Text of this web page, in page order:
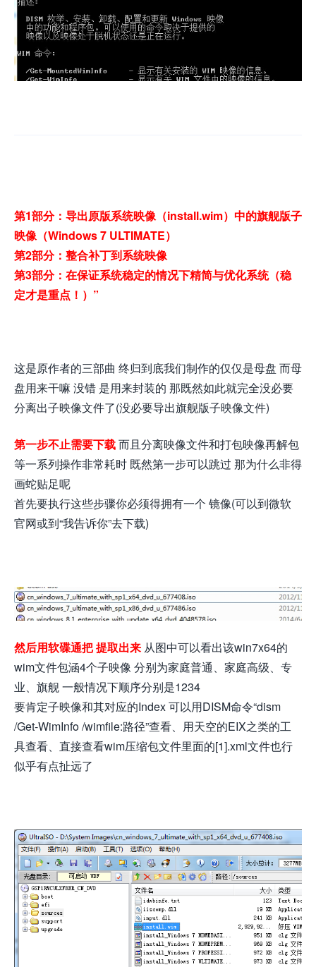
第1部分：导出原版系统映像（install.wim）中的旗舰版子
映像（Windows 7 ULTIMATE）
第2部分：整合补丁到系统映像
第3部分：在保证系统稳定的情况下精简与优化系统（稳
定才是重点！）”
这是原作者的三部曲 终归到底我们制作的仅仅是母盘 而母
盘用来干嘛 没错 是用来封装的 那既然如此就完全没必要
分离出子映像文件了(没必要导出旗舰版子映像文件)
第一步不止需要下载而且分离映像文件和打包映像再解包
等一系列操作非常耗时 既然第一步可以跳过 那为什么非得
画蛇贴足呢
首先要执行这些步骤你必须得拥有一个 镜像(可以到微软
官网或到“我告诉你”去下载)
然后用软碟通把 提取出来 从图中可以看出该win7x64的
wim文件包涵4个子映像 分别为家庭普通、家庭高级、专
业、旗舰 一般情况下顺序分别是1234
要肯定子映像和其对应的Index 可以用DISM命令“dism
/Get-WimInfo /wimfile:路径”查看、用天空的EIX之类的工
具查看、直接查看wim压缩包文件里面的[1].xml文件也行
似乎有点扯远了